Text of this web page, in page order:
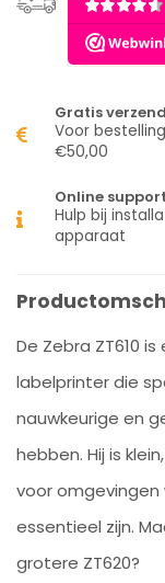
Gratis
Voor
€50,00
Online support
Hulp bij
apparaat
De Zebra ZT610
labelprinter die
nauwkeurige en
hebben. Hij is
voor
essentieel zijn.
grotere ZT620?